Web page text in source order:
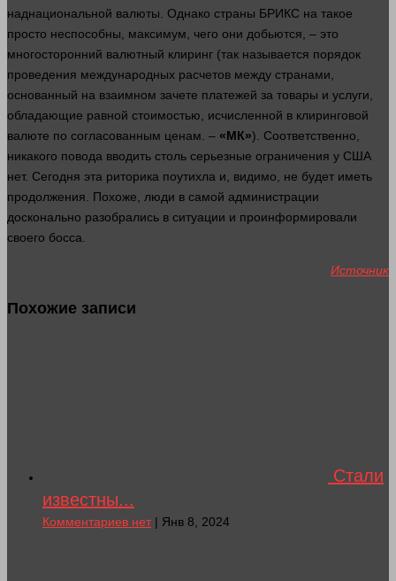
наднациональной валюты. Однако страны БРИКС на такое
просто неспособны, максимум, чего они добьются, – это
многосторонний валютный клиринг (так называется порядок
проведения международных расчетов между странами,
основанный на взаимном зачете платежей за товары и услуги
обладающие равной стоимостью, исчисленной в клиринговой
валюте по согласованным ценам. – «МК»). Соответственно,
никакого повода вводить столь серьезные ограничения у США
нет. Сегодня эта риторика поутихла и, видимо, не будет иметь
продолжения. Похоже, люди в самой администрации
досконально разобрались в ситуации и проинформировали
своего босса.
Источник
Похожие записи
Стали
известны...
Комментариев нет| Янв 8, 2024